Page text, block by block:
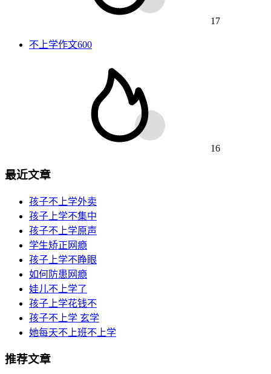
17
不上学作文600
16
最近文章
孩子不上学外卖
孩子上学不集中
孩子不上学原声
学生矫正网瘾
孩子上学不睁眼
如何防患网瘾
娃儿不上学了
孩子上学花钱不
孩子不上学 玄学
她每天不上班不上学
推荐文章